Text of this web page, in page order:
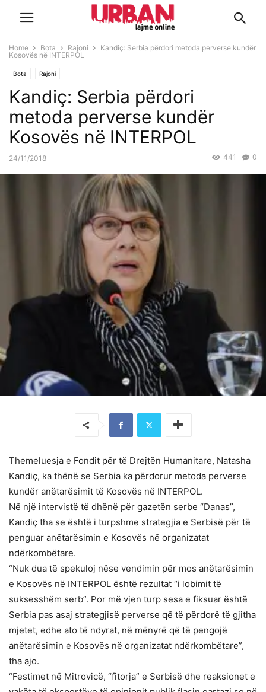
Home Bota Rajoni
Kandiç: Serbia përdori metoda perverse kundër
Kosovës në INTERPOL
Bota Rajoni
Kandiç: Serbia përdori
metoda perverse kundër
Kosovës në INTERPOL
24/11/2018 0
441
Themeluesja e Fondit për të Drejtën Humanitare, Natasha
Kandiç, ka thënë se Serbia ka përdorur metoda perverse
kundër anëtarësimit të Kosovës në INTERPOL.
Në një intervistë të dhënë për gazetën serbe “Danas”,
Kandiç tha se është i turpshme strategjia e Serbisë për të
penguar anëtarësimin e Kosovës në organizatat
ndërkombëtare.
“Nuk dua të spekuloj nëse vendimin për mos anëtarësimin
e Kosovës në INTERPOL është rezultat “i lobimit të
suksesshëm serb”. Por më vjen turp sesa e fiksuar është
Serbia pas asaj strategjisë perverse që të përdorë të gjitha
mjetet, edhe ato të ndyrat, në mënyrë që të pengojë
anëtarësimin e Kosovës në organizatat ndërkombëtare”,
tha ajo.
“Festimet në Mitrovicë, “fitorja” e Serbisë dhe reaksionet e